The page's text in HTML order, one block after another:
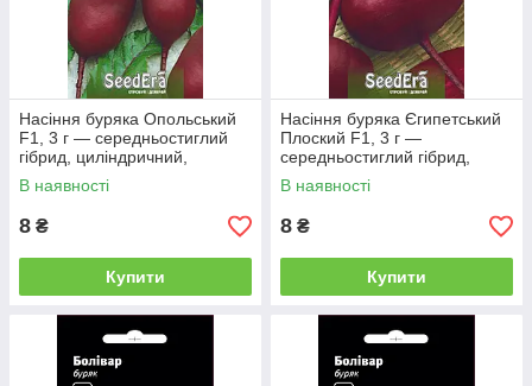
Насіння буряка Опольський
F1, 3 г — середньостиглий
гібрид, циліндричний,
столовий, SeedEra
В наявності
8 ₴
Купити
Насіння буряка Єгипетський
Плоский F1, 3 г —
середньостиглий гібрид,
плоский, столовий, SeedEra
В наявності
8 ₴
Купити